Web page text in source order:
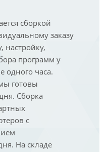
сборкой
заказу
настройку,
программ у
одного часа.
готовы
Сборка
с
На складе